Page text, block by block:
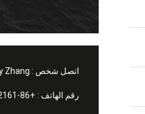
اتصل شخص : Zhang
رقم الهاتف : +86-17772872161